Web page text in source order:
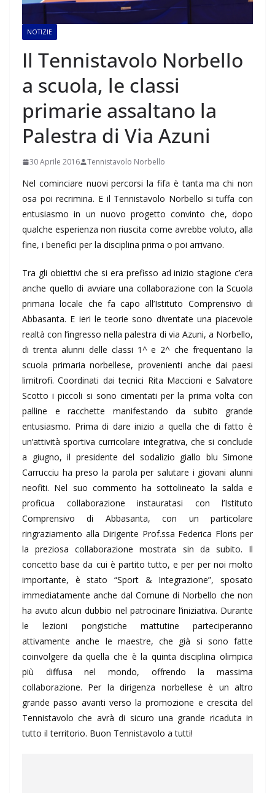
NOTIZIE
Il Tennistavolo Norbello
a scuola, le classi
primarie assaltano la
Palestra di Via Azuni
30 Aprile 2016 Tennistavolo Norbello
Nel cominciare nuovi percorsi la fifa è tanta ma chi non
osa poi recrimina. E il Tennistavolo Norbello si tuffa con
entusiasmo in un nuovo progetto convinto che, dopo
qualche esperienza non riuscita come avrebbe voluto, alla
fine, i benefici per la disciplina prima o poi arrivano.
Tra gli obiettivi che si era prefisso ad inizio stagione c’era
anche quello di avviare una collaborazione con la Scuola
primaria locale che fa capo all’Istituto Comprensivo di
Abbasanta. E ieri le teorie sono diventate una piacevole
realtà con l’ingresso nella palestra di via Azuni, a Norbello,
di trenta alunni delle classi 1^ e 2^ che frequentano la
scuola primaria norbellese, provenienti anche dai paesi
limitrofi. Coordinati dai tecnici Rita Maccioni e Salvatore
Scotto i piccoli si sono cimentati per la prima volta con
palline e racchette manifestando da subito grande
entusiasmo. Prima di dare inizio a quella che di fatto è
un’attività sportiva curricolare integrativa, che si conclude
a giugno, il presidente del sodalizio giallo blu Simone
Carrucciu ha preso la parola per salutare i giovani alunni
neofiti. Nel suo commento ha sottolineato la salda e
proficua collaborazione instauratasi con l’Istituto
Comprensivo di Abbasanta, con un particolare
ringraziamento alla Dirigente Prof.ssa Federica Floris per
la preziosa collaborazione mostrata sin da subito. Il
concetto base da cui è partito tutto, e per per noi molto
importante, è stato “Sport & Integrazione”, sposato
immediatamente anche dal Comune di Norbello che non
ha avuto alcun dubbio nel patrocinare l’iniziativa. Durante
le lezioni pongistiche mattutine parteciperanno
attivamente anche le maestre, che già si sono fatte
coinvolgere da quella che è la quinta disciplina olimpica
più diffusa nel mondo, offrendo la massima
collaborazione. Per la dirigenza norbellese è un altro
grande passo avanti verso la promozione e crescita del
Tennistavolo che avrà di sicuro una grande ricaduta in
tutto il territorio. Buon Tennistavolo a tutti!